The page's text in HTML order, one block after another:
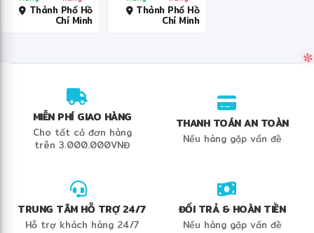
Thành Phố Hồ
Chí Minh
Thành Phố Hồ
Chí Minh
MIỄN PHÍ GIAO HÀNG
Cho tất cả đơn hàng
trên 3.000.000VNĐ
THANH TOÁN AN TOÀN
Nếu hàng gặp vấn đề
TRUNG TÂM HỖ TRỢ 24/7
Hỗ trợ khách hàng 24/7
ĐỔI TRẢ & HOÀN TIỀN
Nếu hàng gặp vấn đề
❅